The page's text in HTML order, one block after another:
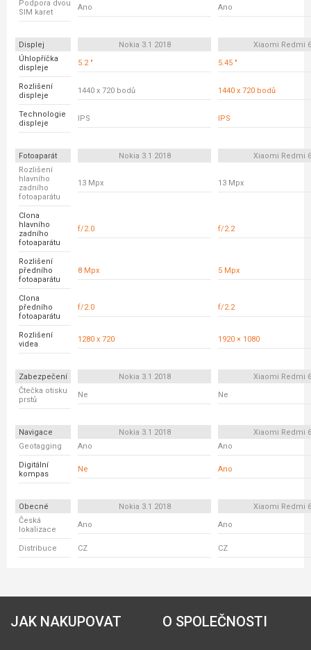
Podpora dvou
SIM karet
Ano Ano
Displej Nokia 3.1 2018
Xiaomi Redmi
Úhlopříčka
displeje
5.2 " 5.45 "
Rozlišení
displeje
1440 x 720 bodů 1440 x 720 bodů
Technologie
displeje
IPS IPS
Fotoaparát Nokia 3.1 2018
Xiaomi Redmi
Rozlišení
hlavního
zadního
fotoaparátu
13 Mpx 13 Mpx
Clona
hlavního
zadního
fotoaparátu
f/2.0 f/2.2
Rozlišení
předního
fotoaparátu
8 Mpx 5 Mpx
Clona
předního
fotoaparátu
f/2.0 f/2.2
Rozlišení
videa
1280 x 720 1920 × 1080
Zabezpečení Nokia 3.1 2018
Xiaomi Redmi
Čtečka otisku
prstů
Ne Ne
Navigace Nokia 3.1 2018
Xiaomi Redmi
Geotagging
Ano Ano
Digitální
kompas
Ne Ano
Obecné Nokia 3.1 2018
Xiaomi Redmi
Česká
lokalizace
Ano Ano
Distribuce CZ CZ
JAK NAKUPOVAT O SPOLEČNOSTI